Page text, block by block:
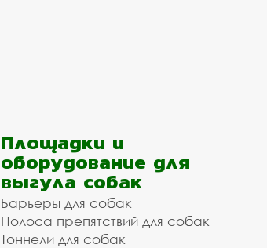
Площадки и
оборудование для
выгула собак
Барьеры для собак
Полоса препятствий для собак
Тоннели для собак